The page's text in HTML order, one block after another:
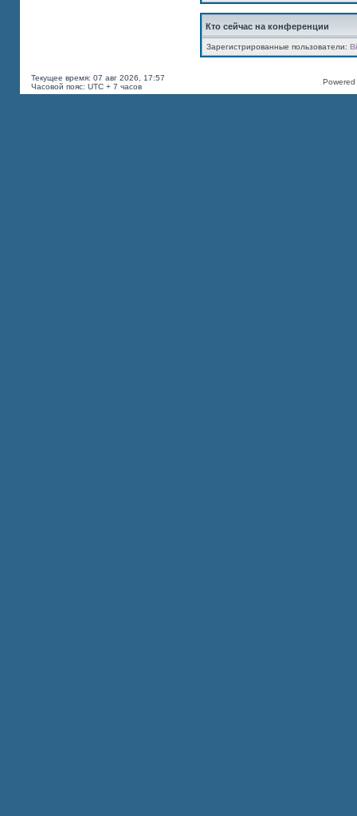
Кто сейчас на конференции
Зарегистрированные пользователи:
Текущее время: 07 авг 2026, 17:57
Часовой пояс: UTC + 7 часов